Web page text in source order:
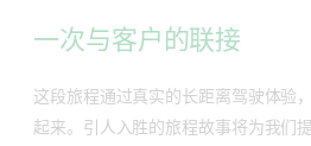
一次与客户的联接
这段旅程通过真实的长距离驾驶体验
起来。引人入胜的旅程故事将为我们